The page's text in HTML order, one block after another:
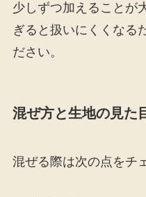
少しずつ加えることが
ぎると扱いにくくなる
ださい。
混ぜ方と生地の見た
混ぜる際は次の点をチ